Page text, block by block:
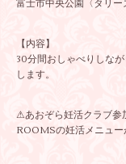
富士市中央公園〈タリー
【内容】
30分間おしゃべりしな
します。
⚠あおぞら妊活クラブ参
ROOMSの妊活メニュー